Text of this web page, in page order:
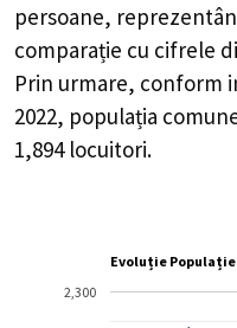
persoane,
comparație cu cifrele
Prin urmare, conform
2022, populația
1,894locuitori.
Evoluție Populație
2,300